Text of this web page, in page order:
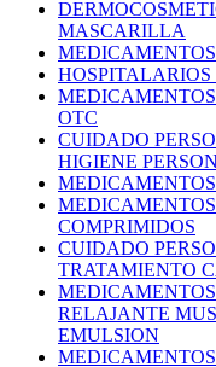
MASCARILLA
HOSPITALARIOS
OTC
CUIDADO
HIGIENE
COMPRIMIDOS
CUIDADO
TRATAMIENTO
RELAJANTE
EMULSION